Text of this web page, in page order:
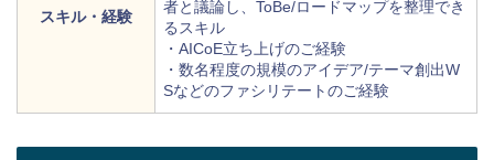
スキル・経験
者と議論し、ToBe/ロードマップを整理でき
るスキル
・AICoE立ち上げのご経験
・数名程度の規模のアイデア/テーマ創出W
Sなどのファシリテートのご経験